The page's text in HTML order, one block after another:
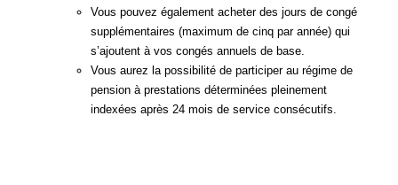
Vous pouvez également acheter des jours de congé
supplémentaires (maximum de cinq par année) qui
s’ajoutent à vos congés annuels de base.
Vous aurez la possibilité de participer au régime de
pension à prestations déterminées pleinement
indexées après 24 mois de service consécutifs.